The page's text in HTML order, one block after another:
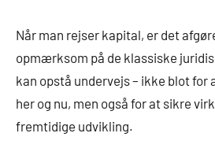
Når man rejser kapital, er det
opmærksom på de klassiske
kan opstå undervejs – ikke blot for
her og nu, men også for at sikre
fremtidige udvikling.